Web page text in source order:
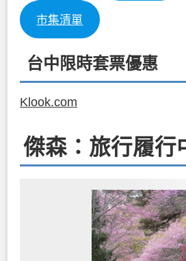
市集清單
台中限時套票優惠
Klook.com
傑森：旅行履行